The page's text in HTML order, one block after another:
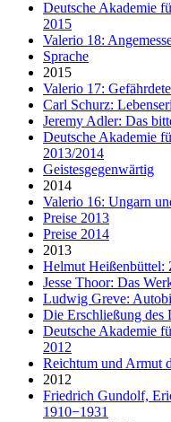
Deutsche Akademie
2015
Valerio 18:
Sprache
2015
Valerio 17:
Carl Schurz:
Jeremy Adler: Das
Deutsche Akademie
2013/2014
Geistesgegenwärtig
2014
Valerio 16: Ungarn
Preise 2013
Preise 2014
2013
Helmut Heißenbüttel:
Jesse Thoor: Das
Ludwig Greve:
Die Erschließung des
Deutsche Akademie
2012
Reichtum und Armut
2012
Friedrich Gundolf,
1910−1931